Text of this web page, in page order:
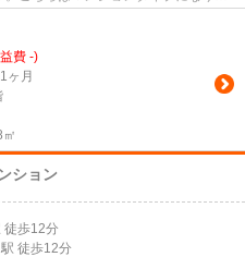
費 -)
ヶ月
ション
徒歩12分
駅 徒歩12分